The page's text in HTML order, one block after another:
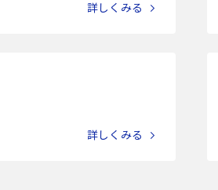
詳しくみる
詳しくみる